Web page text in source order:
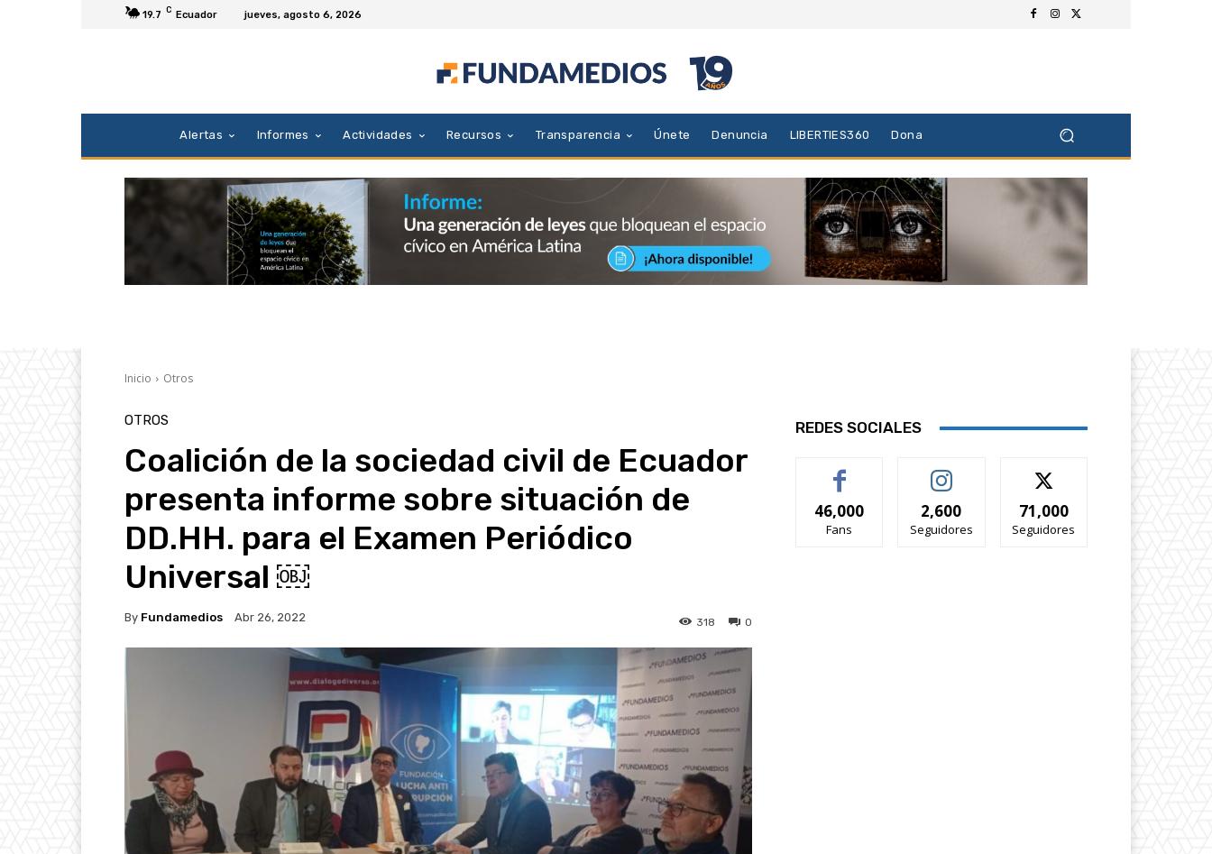
19.7 C Ecuador jueves, agosto 6, 2026
Alertas Informes Actividades Recursos Transparencia Únete Denuncia LIBERTIES360 Dona
Inicio Otros
OTROS
Coalición de la sociedad civil de Ecuador
presenta informe sobre situación de
DD.HH. para el Examen Periódico
Universal ￼
By Fundamedios Abr 26, 2022 0
318
REDES SOCIALES
46,000
Fans
2,600
Seguidores
71,000
Seguidores